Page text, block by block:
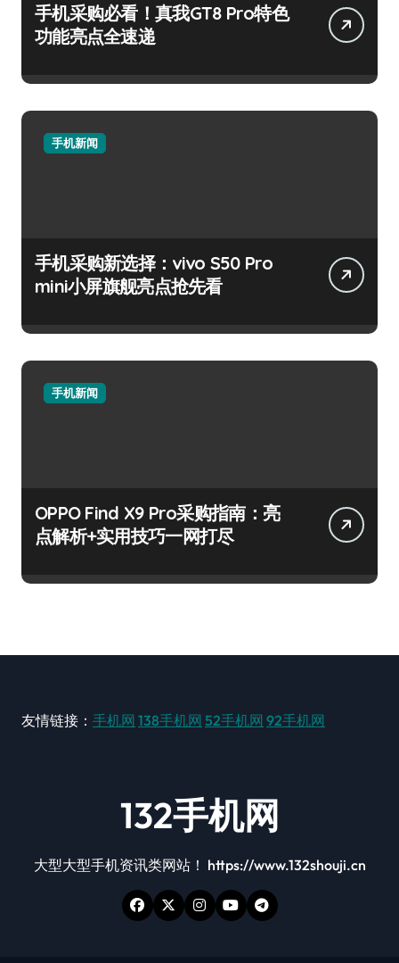
手机采购必看！真我GT8 Pro特色
功能亮点全速递
手机新闻
手机采购新选择：vivo S50 Pro
mini小屏旗舰亮点抢先看
手机新闻
OPPO Find X9 Pro采购指南：亮
点解析+实用技巧一网打尽
友情链接： 手机网 138手机网 52手机网 92手机网
132手机网
大型大型手机资讯类网站！ https://www.132shouji.cn